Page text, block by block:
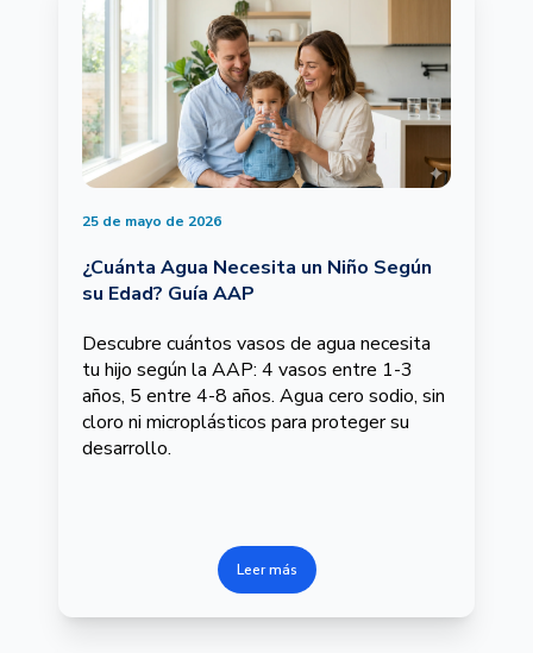
25 de mayo de 2026
¿Cuánta Agua Necesita un Niño Según
su Edad? Guía AAP
Descubre cuántos vasos de agua necesita
tu hijo según la AAP: 4 vasos entre 1-3
años, 5 entre 4-8 años. Agua cero sodio, sin
cloro ni microplásticos para proteger su
desarrollo.
Leer más